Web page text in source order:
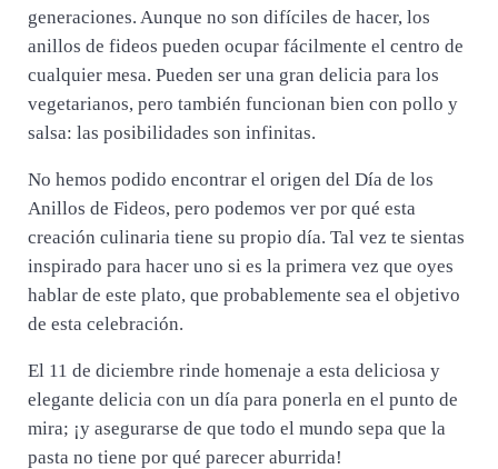
generaciones. Aunque no son difíciles de hacer, los
anillos de fideos pueden ocupar fácilmente el centro de
cualquier mesa. Pueden ser una gran delicia para los
vegetarianos, pero también funcionan bien con pollo y
salsa: las posibilidades son infinitas.
No hemos podido encontrar el origen del Día de los
Anillos de Fideos, pero podemos ver por qué esta
creación culinaria tiene su propio día. Tal vez te sientas
inspirado para hacer uno si es la primera vez que oyes
hablar de este plato, que probablemente sea el objetivo
de esta celebración.
El 11 de diciembre rinde homenaje a esta deliciosa y
elegante delicia con un día para ponerla en el punto de
mira; ¡y asegurarse de que todo el mundo sepa que la
pasta no tiene por qué parecer aburrida!